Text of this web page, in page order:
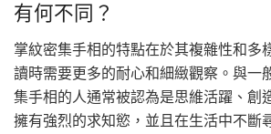
有何不同？
掌紋密集手相的特點在於其複雜性和多
讀時需要更多的耐心和細緻觀察。與一
集手相的人通常被認為是思維活躍、創
擁有強烈的求知慾，並且在生活中不斷